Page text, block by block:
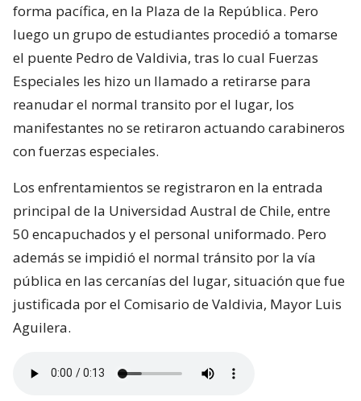
forma pacífica, en la Plaza de la República. Pero
luego un grupo de estudiantes procedió a tomarse
el puente Pedro de Valdivia, tras lo cual Fuerzas
Especiales les hizo un llamado a retirarse para
reanudar el normal transito por el lugar, los
manifestantes no se retiraron actuando carabineros
con fuerzas especiales.
Los enfrentamientos se registraron en la entrada
principal de la Universidad Austral de Chile, entre
50 encapuchados y el personal uniformado. Pero
además se impidió el normal tránsito por la vía
pública en las cercanías del lugar, situación que fue
justificada por el Comisario de Valdivia, Mayor Luis
Aguilera.